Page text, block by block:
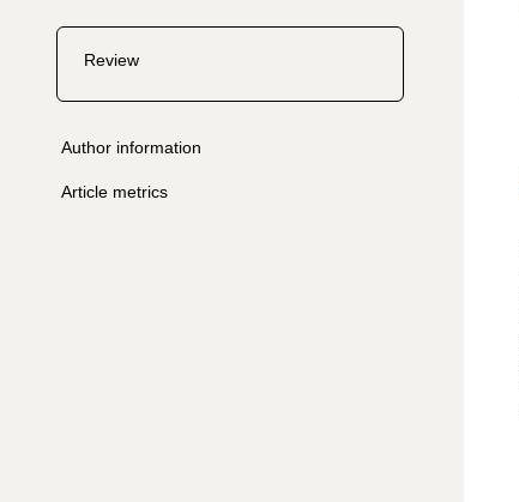
Review
Author information
Article metrics